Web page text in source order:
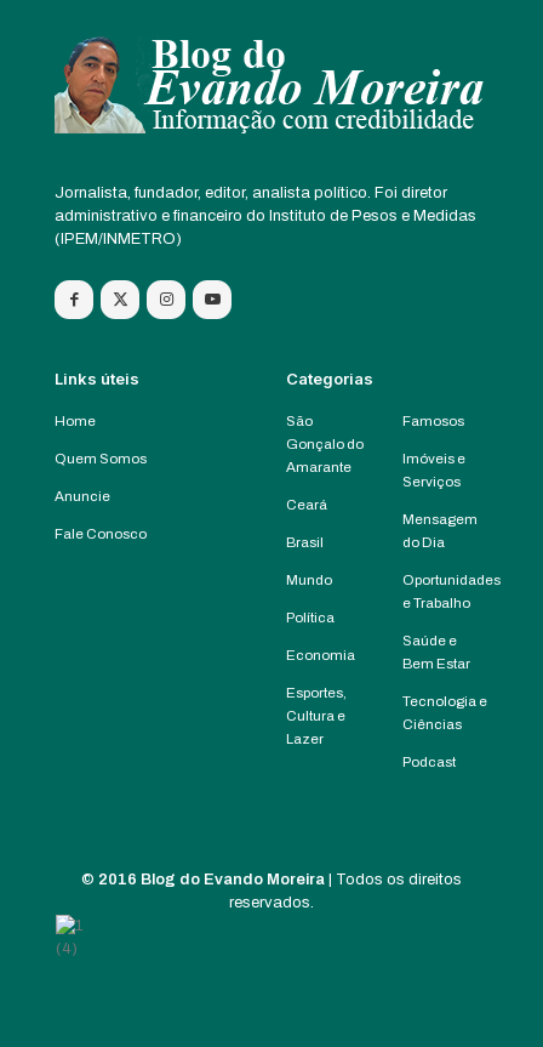
Jornalista, fundador, editor, analista político. Foi diretor
administrativo e financeiro do Instituto de Pesos e Medidas
(IPEM/INMETRO)
Links úteis
Home
Quem Somos
Anuncie
Fale Conosco
Categorias
São
Gonçalo do
Amarante
Ceará
Brasil
Mundo
Política
Economia
Esportes,
Cultura e
Lazer
Famosos
Imóveis e
Serviços
Mensagem
do Dia
Oportunidades
e Trabalho
Saúde e
Bem Estar
Tecnologia e
Ciências
Podcast
© 2016 Blog do Evando Moreira | Todos os direitos
reservados.